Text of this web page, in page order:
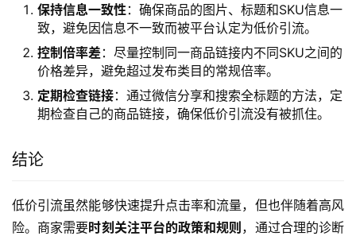
保持信息一致性 ：确保商品的图片、标题和SKU信息一
致，避免因信息不一致而被平台认定为低价引流。
控制倍率差：尽量控制同一商品链接内不同SKU之间的
价格差异，避免超过发布类目的常规倍率。
定期检查链接：通过微信分享和搜索全标题的方法，定
期检查自己的商品链接，确保低价引流没有被抓住。
结论
低价引流虽然能够快速提升点击率和流量，但也伴随着高风
险。商家需要时刻关注平台的政策和规则，通过合理的诊断